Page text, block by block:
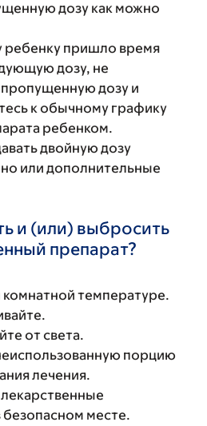
дозу как можно
ребенку пришло время
дозу, не
дозу и
к обычному графику
ребенком.
двойную дозу
или дополнительные
и (или) выбросить
препарат?
температуре.
от света.
порцию
лечения.
месте.